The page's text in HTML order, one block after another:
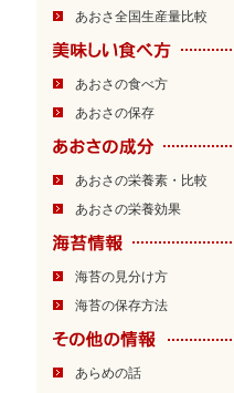
あおさ全国生産量比較
あおさの食べ方
あおさの保存
あおさの栄養素・比較
あおさの栄養効果
海苔の見分け方
海苔の保存方法
あらめの話